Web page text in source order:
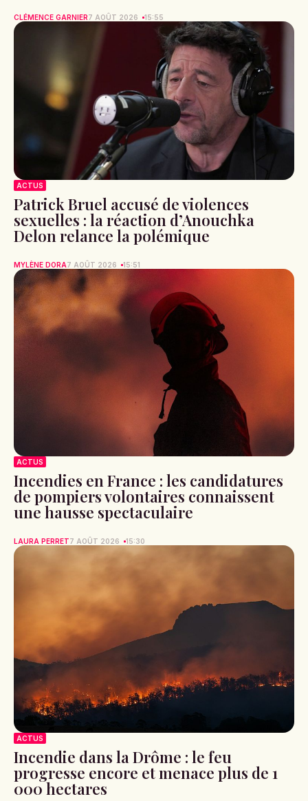
CLÉMENCE GARNIER7 AOÛT 2026 15:55
ACTUS
Patrick Bruel accusé de violences
sexuelles : la réaction d’Anouchka
Delon relance la polémique
MYLÈNE DORA7 AOÛT 2026 15:51
ACTUS
Incendies en France : les candidatures
de pompiers volontaires connaissent
une hausse spectaculaire
LAURA PERRET7 AOÛT 2026 15:30
ACTUS
Incendie dans la Drôme : le feu
progresse encore et menace plus de 1
000 hectares